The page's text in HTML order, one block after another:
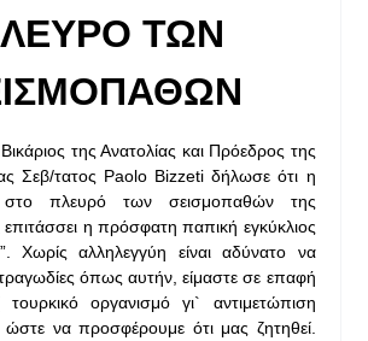
ΤΩΝ
της Ανατολίας και Πρόεδρος της
Σεβ/τατος Paolo Bizzeti δήλωσε ότι η
στο πλευρό των σεισμοπαθών της
η πρόσφατη παπική εγκύκλιος
Χωρίς αλληλεγγύη είναι αδύνατο να
τραγωδίες όπως αυτήν, είμαστε σε επαφή
οργανισμό γι` αντιμετώπιση
να προσφέρουμε ότι μας ζητηθεί.